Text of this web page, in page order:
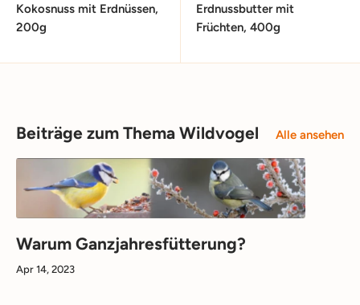
Kokosnuss mit Erdnüssen,
200g
Erdnussbutter mit
Früchten, 400g
Beiträge zum Thema Wildvogel Alle ansehen
Warum Ganzjahresfütterung?
Apr 14, 2023